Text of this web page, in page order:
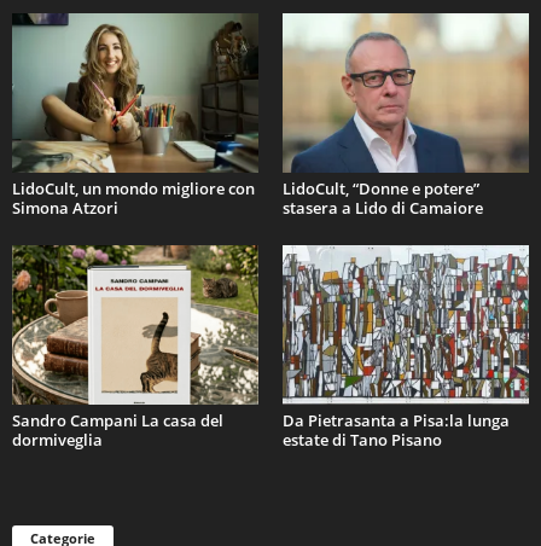
LidoCult, un mondo migliore con
Simona Atzori
LidoCult, “Donne e potere”
stasera a Lido di Camaiore
Sandro Campani La casa del
dormiveglia
Da Pietrasanta a Pisa:la lunga
estate di Tano Pisano
Categorie